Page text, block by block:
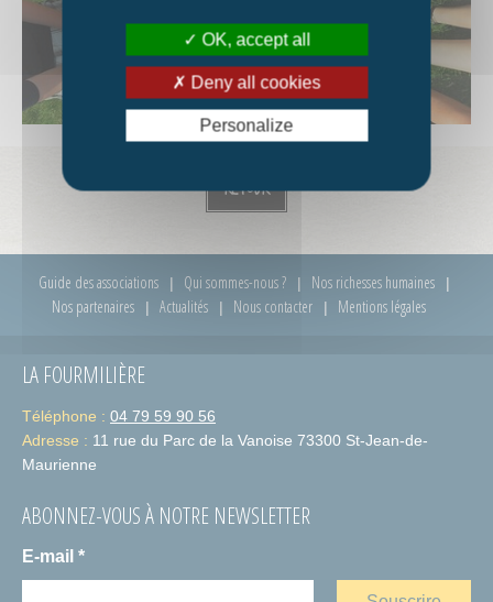
Retour
Guide des associations Qui sommes-nous ?
Nos richesses humaines
Nos partenaires
Actualités Nous contacter Mentions légales
LA FOURMILIÈRE
Téléphone : 04 79 59 90 56
Adresse : 11 rue du Parc de la Vanoise 73300 St-Jean-de-
Maurienne
ABONNEZ-VOUS À NOTRE NEWSLETTER
E-mail *
OK, accept all
Deny all cookies
Personalize